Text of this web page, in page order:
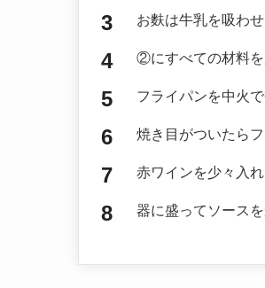
お麩は牛乳を吸わせ
②にすべての材料を
フライパンを中火
焼き目がついたら
赤ワインを少々入
器に盛ってソースを